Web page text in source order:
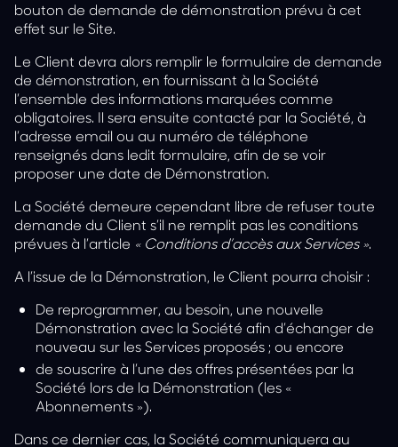
bouton de demande de démonstration prévu à cet
effet sur le Site.
Le Client devra alors remplir le formulaire de demande
de démonstration, en fournissant à la Société
l’ensemble des informations marquées comme
obligatoires. Il sera ensuite contacté par la Société, à
l’adresse email ou au numéro de téléphone
renseignés dans ledit formulaire, afin de se voir
proposer une date de Démonstration.
La Société demeure cependant libre de refuser toute
demande du Client s’il ne remplit pas les conditions
prévues à l’article « Conditions d’accès aux Services ».
A l’issue de la Démonstration, le Client pourra choisir :
De reprogrammer, au besoin, une nouvelle
Démonstration avec la Société afin d’échanger de
nouveau sur les Services proposés ; ou encore
de souscrire à l’une des offres présentées par la
Société lors de la Démonstration (les «
Abonnements »).
Dans ce dernier cas, la Société communiquera au